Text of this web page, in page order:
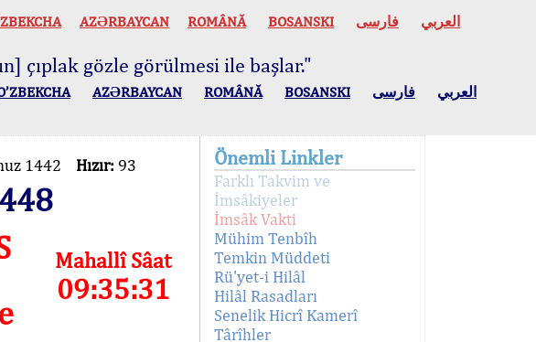
AZӘRBAYCAN ROMÂNĂ BOSANSKI العربي فارسی
çıplak gözle görülmesi ile başlar."
AZӘRBAYCAN ROMÂNĂ BOSANSKI العربي فارسی
1442 Hızır: 93
Mahallî Sâat
09:35:31
Önemli Linkler
Farklı Takvim ve
İmsâkiyeler
İmsâk Vakti
Mühim Tenbîh
Temkin Müddeti
Rü'yet-i Hilâl
Hilâl Rasadları
Senelik Hicrî Kamerî
Târîhler